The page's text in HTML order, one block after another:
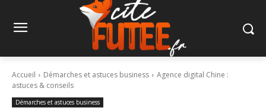
Accueil Démarches et astuces business
Agence digital Chine :
astuces & conseils
Démarches et astuces business